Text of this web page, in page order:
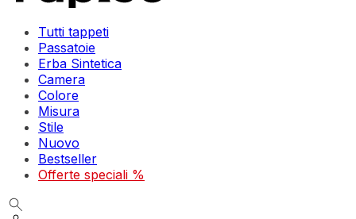
Tutti tappeti
Passatoie
Erba Sintetica
Camera
Colore
Misura
Stile
Nuovo
Bestseller
Offerte speciali %